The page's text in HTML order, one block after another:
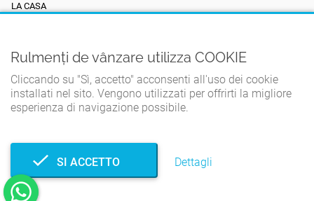
LA CASA
POLITICA SULLA RISERVATEZZA
CONTATTO
© Rulmenți de vânzare 2026. Tutti i diritti riservati.
Rulmenți de vânzare utilizza COOKIE
Cliccando su "Sì, accetto" acconsenti all'uso dei cookie
installati nel sito. Vengono utilizzati per offrirti la migliore
esperienza di navigazione possibile.
SI ACCETTO Dettagli